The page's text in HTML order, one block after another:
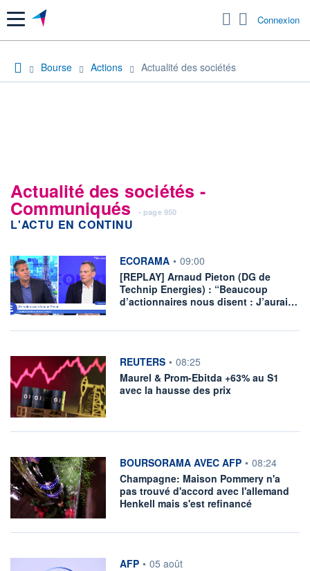
Menu Connexion
Bourse Actions Actualité des sociétés
Actualité des sociétés -
Communiqués - page 950
L'ACTU EN CONTINU
information fournie par
ECORAMA • 09:00
[REPLAY] Arnaud Pieton (DG de
Technip Energies) : “Beaucoup
d’actionnaires nous disent : J’aurai…
information fournie par
REUTERS • 08:25
Maurel & Prom-Ebitda +63% au S1
avec la hausse des prix
information fournie par
BOURSORAMA AVEC AFP • 08:24
Champagne: Maison Pommery n'a
pas trouvé d'accord avec l'allemand
Henkell mais s'est refinancé
information fournie par
AFP • 05 août